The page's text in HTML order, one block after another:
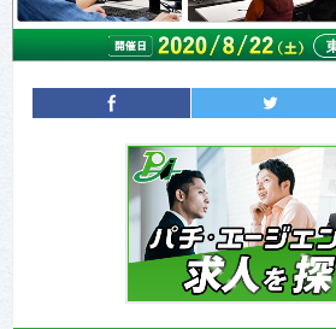
entry345